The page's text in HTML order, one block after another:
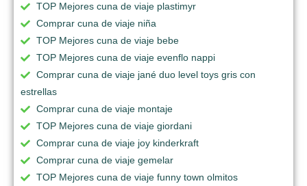
TOP Mejores cuna de viaje plastimyr
Comprar cuna de viaje niña
TOP Mejores cuna de viaje bebe
TOP Mejores cuna de viaje evenflo nappi
Comprar cuna de viaje jané duo level toys gris con
estrellas
Comprar cuna de viaje montaje
TOP Mejores cuna de viaje giordani
Comprar cuna de viaje joy kinderkraft
Comprar cuna de viaje gemelar
TOP Mejores cuna de viaje funny town olmitos